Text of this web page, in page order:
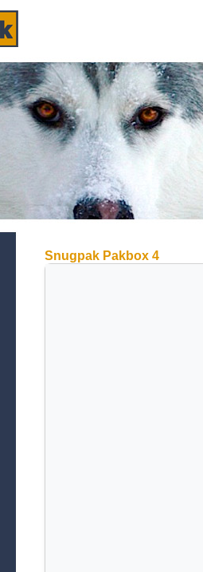
Snugpak Pakbox 4